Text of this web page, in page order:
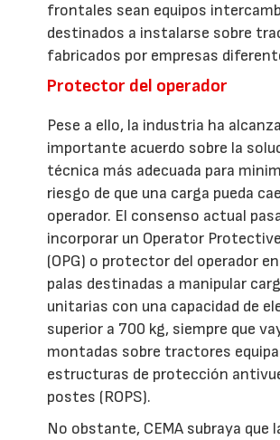
frontales sean equipos
destinados a instalarse sobre
fabricados por empresas
Protector del operador
Pese a ello, la industria ha
importante acuerdo sobre la
técnica más adecuada para
riesgo de que una carga pueda
operador. El consenso actual
incorporar un Operator
(OPG) o protector del operador
palas destinadas a manipular
unitarias con una capacidad de
superior a 700 kg, siempre que
montadas sobre tractores
estructuras de protección
postes (ROPS).
No obstante, CEMA subraya que